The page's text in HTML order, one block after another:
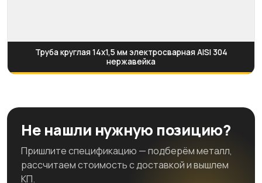
Труба круглая 14х1,5 мм электросварная AISI 304
нержавейка
Не нашли нужную позицию?
Пришлите спецификацию — подберём металл,
рассчитаем стоимость с доставкой и вышлем
КП.